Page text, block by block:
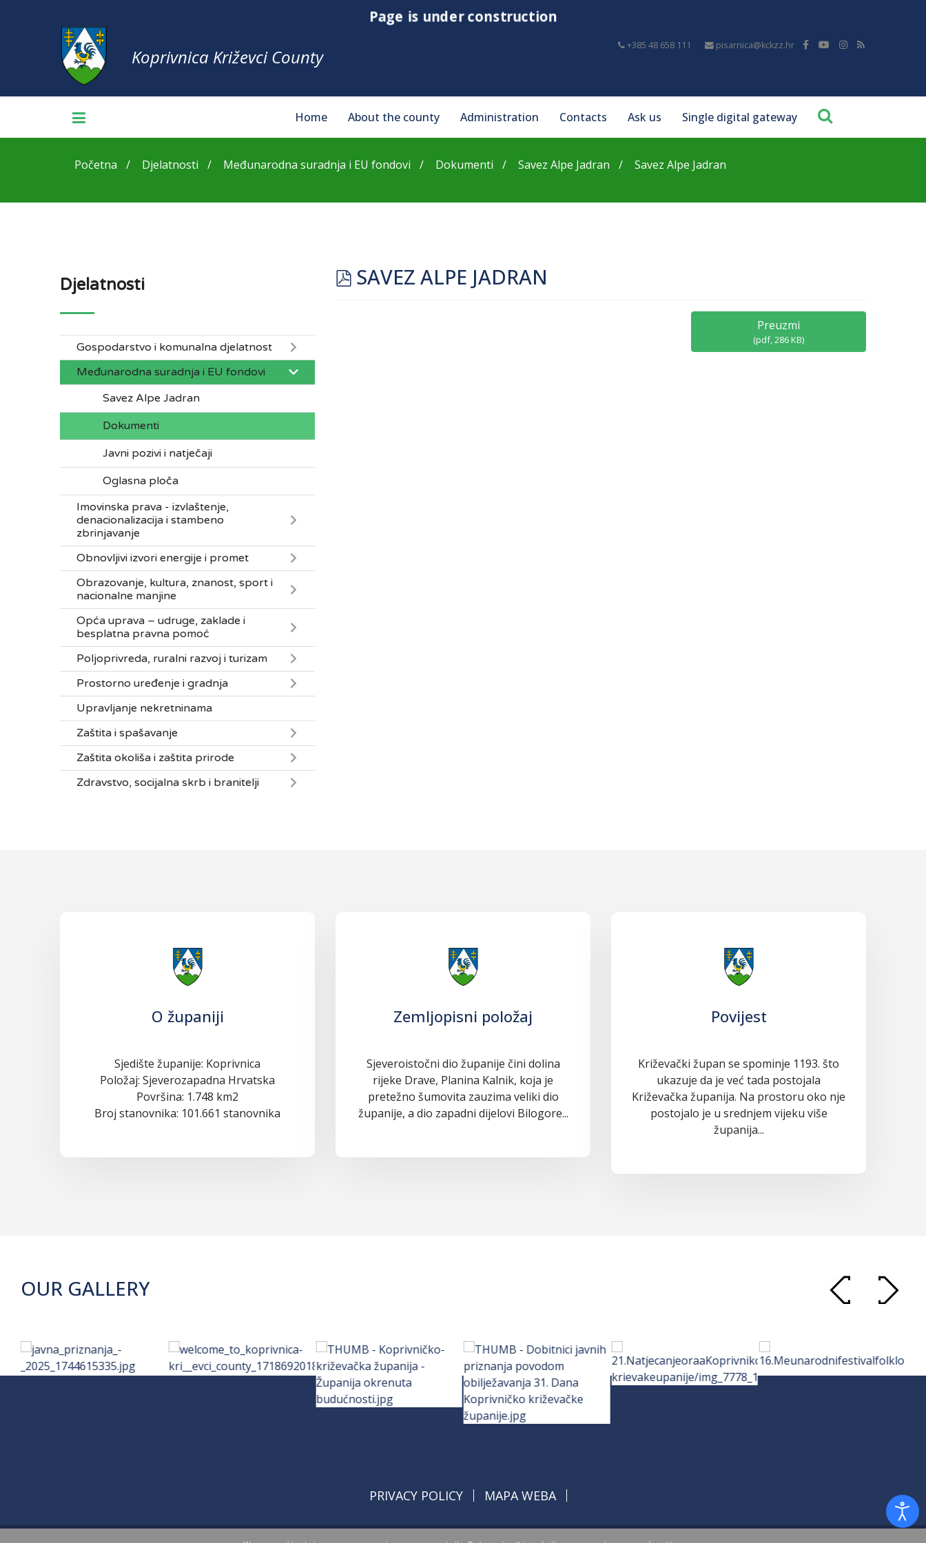
Page is under construction
+385 48 658 111 pisarnica@kckzz.hr
Koprivnica Križevci County
Home About the county Administration Contacts Ask us Single digital gateway
Početna Djelatnosti Međunarodna suradnja i EU fondovi Dokumenti Savez Alpe Jadran Savez Alpe Jadran
Djelatnosti
Gospodarstvo i komunalna djelatnost
Međunarodna suradnja i EU fondovi
Savez Alpe Jadran
Dokumenti
Javni pozivi i natječaji
Oglasna ploča
Imovinska prava - izvlaštenje,
denacionalizacija i stambeno
zbrinjavanje
Obnovljivi izvori energije i promet
Obrazovanje, kultura, znanost, sport i
nacionalne manjine
Opća uprava – udruge, zaklade i
besplatna pravna pomoć
Poljoprivreda, ruralni razvoj i turizam
Prostorno uređenje i gradnja
Upravljanje nekretninama
Zaštita i spašavanje
Zaštita okoliša i zaštita prirode
Zdravstvo, socijalna skrb i branitelji
pdf
SAVEZ ALPE JADRAN
Preuzmi
(pdf,286 KB)
O županiji
Sjedište županije: Koprivnica
Položaj: Sjeverozapadna Hrvatska
Površina: 1.748 km2
Broj stanovnika: 101.661 stanovnika
Zemljopisni položaj
Sjeveroistočni dio županije čini dolina
rijeke Drave, Planina Kalnik, koja je
pretežno šumovita zauzima veliki dio
županije, a dio zapadni dijelovi Bilogore...
Povijest
Križevački župan se spominje 1193. što
ukazuje da je već tada postojala
Križevačka županija. Na prostoru oko nje
postojalo je u srednjem vijeku više
županija...
OUR GALLERY
PRIVACY POLICY MAPA WEBA